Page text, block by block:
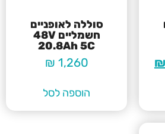
₪
סוללה לאופניים
חשמליים 48V
20.8Ah 5C
1,260
₪
הוספה לסל